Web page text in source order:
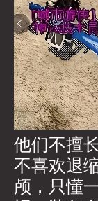
他们不擅
不喜欢退
颅，只懂